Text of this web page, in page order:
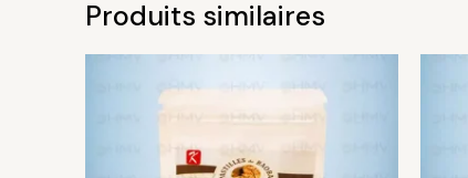
Produits similaires